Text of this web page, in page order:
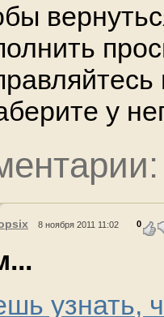
у
8 ноября 2011 11:02 0
узнать,